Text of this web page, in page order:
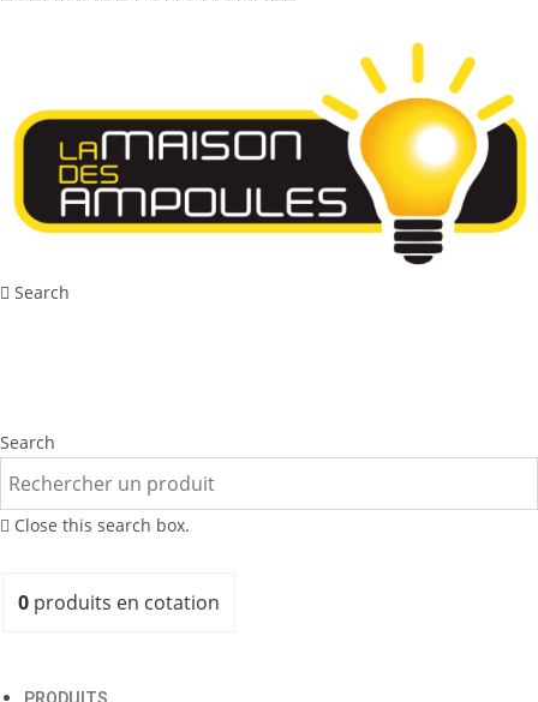
Search
Search
Close this search box.
0 produits en cotation